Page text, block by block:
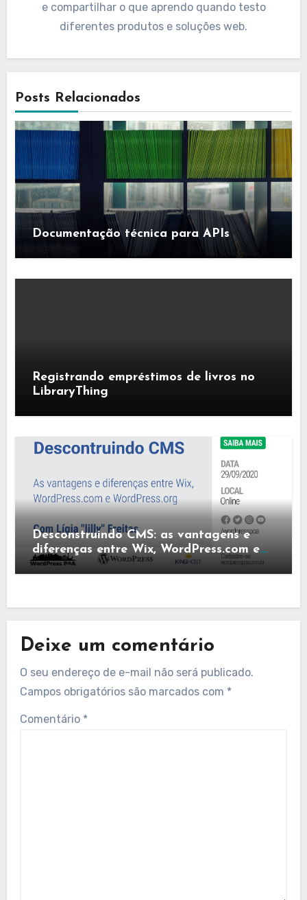
e compartilhar o que aprendo quando testo
diferentes produtos e soluções web.
Posts Relacionados
Documentação técnica para APIs
Registrando empréstimos de livros no
LibraryThing
Desconstruindo CMS: as vantagens e
diferenças entre Wix, WordPress.com e
WordPress.org
Deixe um comentário
O seu endereço de e-mail não será publicado.
Campos obrigatórios são marcados com *
Comentário *